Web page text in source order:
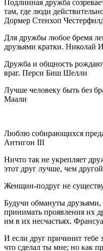
Подлинная дружба
там, где люди
Дормер Стенхоп
Для дружбы любое бремя
друзьями кратки. Николай
Дружба и общность
враг. Перси Биш Шелли
Лучше человеку быть без
Маали
Люблю собирающихся
Антигон III
Ничто так не укрепляет
этот друг лучше, чем
Женщин-подруг не
Будучи обмануты
принимать проявления их
им в их несчастьях.
И если друг причинит тебе
что сделал ты мне; но как